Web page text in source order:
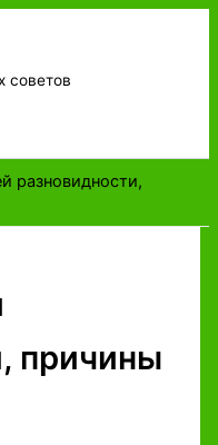
советов
разновидности,
причины